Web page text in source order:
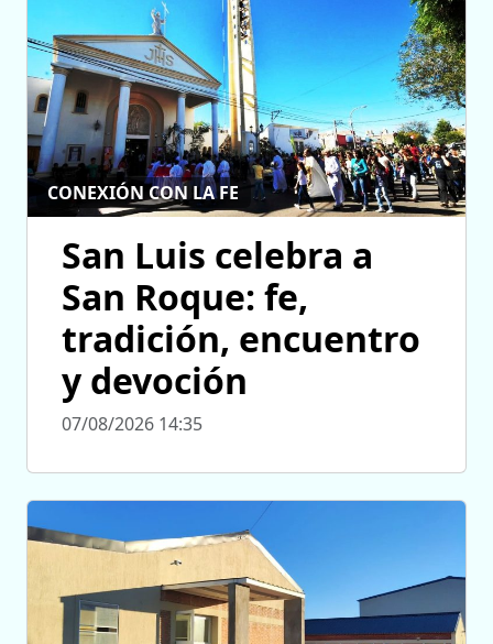
CONEXIÓN CON LA FE
San Luis celebra a
San Roque: fe,
tradición, encuentro
y devoción
07/08/2026 14:35